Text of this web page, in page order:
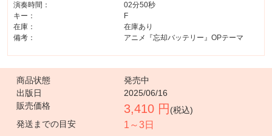
演奏時間：
02分50秒
キー：
F
在庫：
在庫あり
備考：
アニメ『忘却バッテリー』OPテーマ
商品状態
発売中
出版日
2025/06/16
販売価格
3,410 円 (税込)
発送までの目安
1～3日